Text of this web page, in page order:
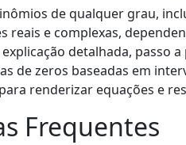
de qualquer grau,
reais e complexas,
detalhada, passo
de zeros baseadas em
renderizar equações e
Frequentes